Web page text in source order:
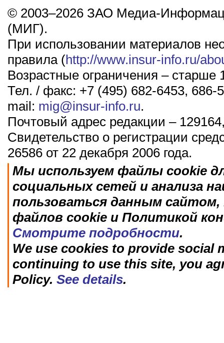
© 2003–2026 ЗАО Медиа-
(МИГ).
При использовании материалов
правила (http://www.insur-info.ru/
Возрастные ограничения – старше
Тел. / факс: +7 (495) 682-6453, 686-
mail: mig@insur-info.ru.
Почтовый адрес редакции –
Свидетельство о регистрации
26586 от 22 декабря 2006 года.
Мы используем файлы cookie
социальных сетей и анализа
пользоваться данным
файлов cookie и Политикой
Смотрите подробности.
We use cookies to provide social
continuing to use this site, you
Policy. See details.